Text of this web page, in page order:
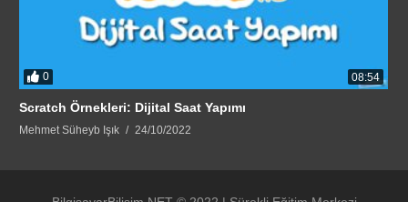
0 08:54
Scratch Örnekleri: Dijital Saat Yapımı
Mehmet Süheyb Işık 24/10/2022